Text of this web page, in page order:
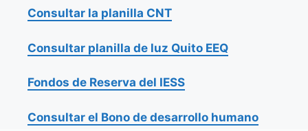
Consultar la planilla CNT
Consultar planilla de luz Quito EEQ
Fondos de Reserva del IESS
Consultar el Bono de desarrollo humano